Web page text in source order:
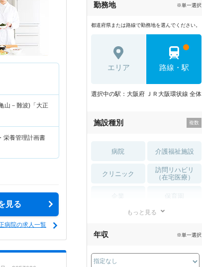
山－難波)「大正
栄養管理計画書
見る
病院の求人一覧
勤務地 ※単一選択
都道府県または路線で勤務地を選んでください。
エリア 路線・駅
選択中の駅：大阪府 ＪＲ大阪環状線 全体
施設種別
病院 介護福祉施設
クリニック
訪問リハビリ
（在宅医療）
薬局・
もっと見る
年収 ※単一選択